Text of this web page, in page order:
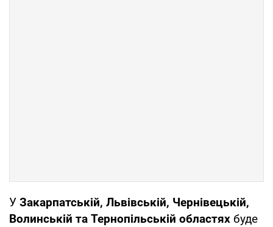
У Закарпатській, Львівській, Чернівецькій,
Волинській та Тернопільській областях буде